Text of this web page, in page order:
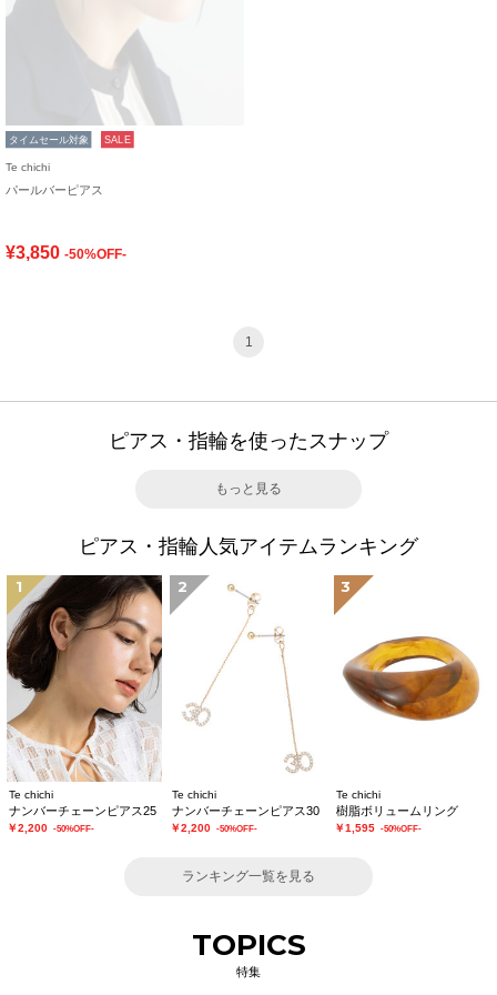
タイムセール対象 SALE
Te chichi
パールバーピアス
¥3,850 -50%OFF-
1
ピアス・指輪を使ったスナップ
もっと見る
ピアス・指輪人気アイテムランキング
1
Te chichi
ナンバーチェーンピアス25
￥2,200 -50%OFF-
2
Te chichi
ナンバーチェーンピアス30
￥2,200 -50%OFF-
3
Te chichi
樹脂ボリュームリング
￥1,595 -50%OFF-
ランキング一覧を見る
TOPICS
特集